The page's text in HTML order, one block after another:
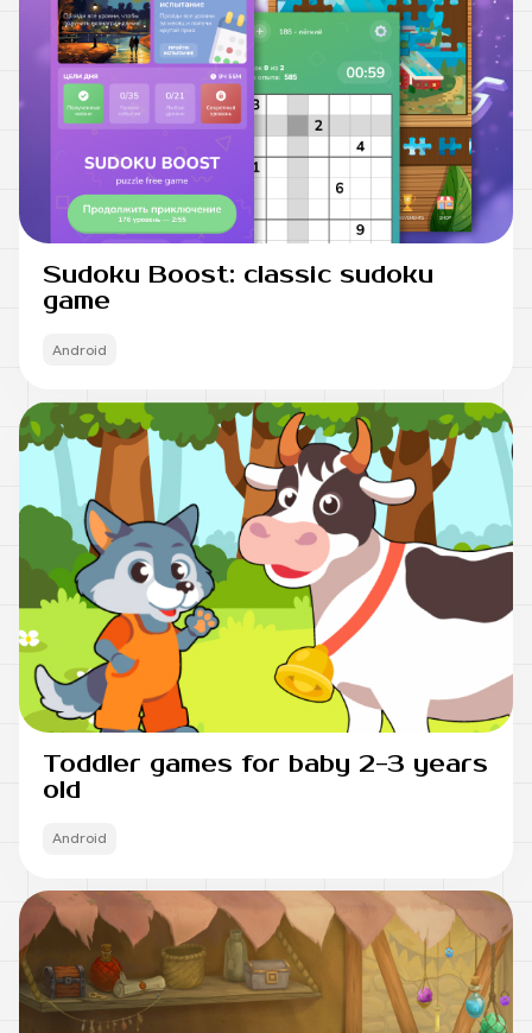
Sudoku Boost: classic sudoku
game
Android
Toddler games for baby 2-3 years
old
Android